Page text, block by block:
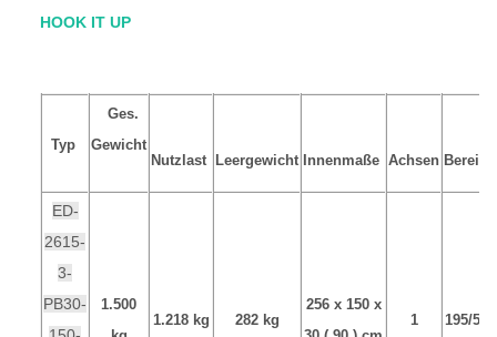
HOOK IT UP
Typ
Ges.
Gewicht
Nutzlast
Leergewicht Innenmaße Achsen
ED-
2615-
3-
PB30-
1.500
1.218 kg 282 kg
256 x 150 x
1 195/